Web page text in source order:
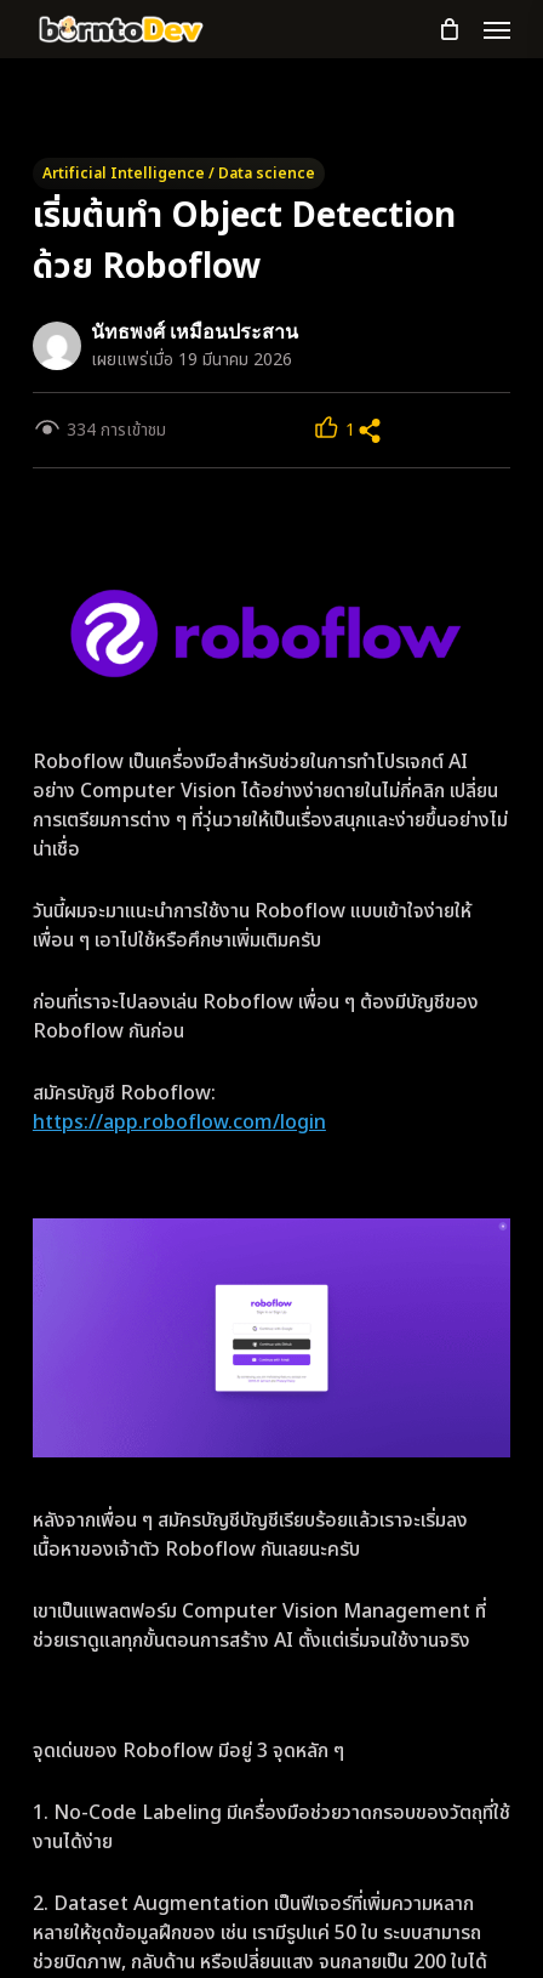
Menu
Artificial Intelligence / Data science
เริ่มต้นทำ Object Detection
ด้วย Roboflow
นัทธพงศ์ เหมือนประสาน
เผยแพร่เมื่อ 19 มีนาคม 2026
334 การเข้าชม 1
Roboflow เป็นเครื่องมือสำหรับช่วยในการทำโปรเจกต์ AI
อย่าง Computer Vision ได้อย่างง่ายดายในไม่กี่คลิก เปลี่ยน
การเตรียมการต่าง ๆ ที่วุ่นวายให้เป็นเรื่องสนุกและง่ายขึ้นอย่างไม่
น่าเชื่อ
วันนี้ผมจะมาแนะนำการใช้งาน Roboflow แบบเข้าใจง่ายให้
เพื่อน ๆ เอาไปใช้หรือศึกษาเพิ่มเติมครับ
ก่อนที่เราจะไปลองเล่น Roboflow เพื่อน ๆ ต้องมีบัญชีของ
Roboflow กันก่อน
สมัครบัญชี Roboflow:
https://app.roboflow.com/login
หลังจากเพื่อน ๆ สมัครบัญชีบัญชีเรียบร้อยแล้วเราจะเริ่มลง
เนื้อหาของเจ้าตัว Roboflow กันเลยนะครับ
เขาเป็นแพลตฟอร์ม Computer Vision Management ที่
ช่วยเราดูแลทุกขั้นตอนการสร้าง AI ตั้งแต่เริ่มจนใช้งานจริง
จุดเด่นของ Roboflow มีอยู่ 3 จุดหลัก ๆ
1. No-Code Labeling มีเครื่องมือช่วยวาดกรอบของวัตถุที่ใช้
งานได้ง่าย
2. Dataset Augmentation เป็นฟีเจอร์ที่เพิ่มความหลาก
หลายให้ชุดข้อมูลฝึกของ เช่น เรามีรูปแค่ 50 ใบ ระบบสามารถ
ช่วยบิดภาพ, กลับด้าน หรือเปลี่ยนแสง จนกลายเป็น 200 ใบได้